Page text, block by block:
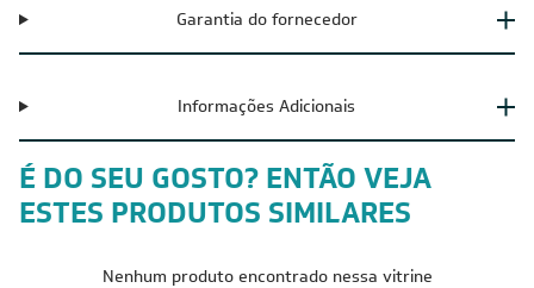
Garantia do fornecedor
Informações Adicionais
É DO SEU GOSTO? ENTÃO VEJA
ESTES PRODUTOS SIMILARES
Nenhum produto encontrado nessa vitrine